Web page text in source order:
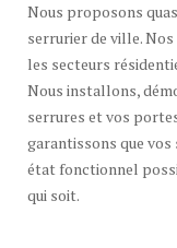
Nous proposons
serrurier de ville.
les secteurs
Nous installons,
serrures et vos
garantissons que
état fonctionnel
qui soit.